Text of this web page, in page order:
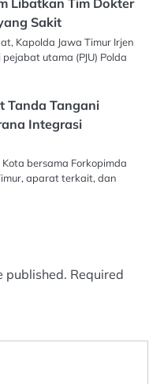
Libatkan Tim Dokter
Sakit
Kapolda Jawa Timur Irjen
utama (PJU) Polda
Tanda Tangani
Integrasi
bersama Forkopimda
aparat terkait, dan
published. Required